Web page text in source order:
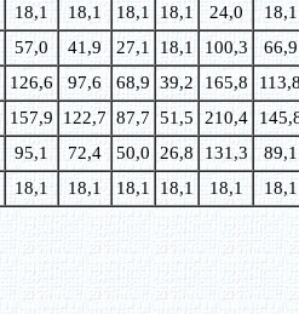
18,1 18,1 18,1 18,1 24,0
18,1
57,0 41,9 27,1 18,1 100,3
66,9
126,6 97,6 68,9 39,2 165,8
157,9 122,7 87,7 51,5 210,4
95,1 72,4 50,0 26,8 131,3
89,1
18,1 18,1 18,1 18,1 18,1 18,1